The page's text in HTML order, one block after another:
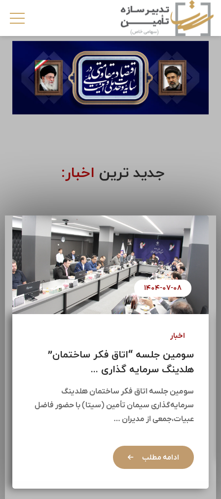
جدید ترین اخبار:
۱۴۰۴-۰۷-۰۸
اخبار
سومین جلسه “اتاق فکر ساختمان”
هلدینگ سرمایه گذاری ...
سومین جلسه اتاق فکر ساختمان هلدینگ
سرمایه‌گذاری سیمان تأمین (سیتا) با حضور فاضل
عبیات،جمعی از مدیران …
ادامه مطلب